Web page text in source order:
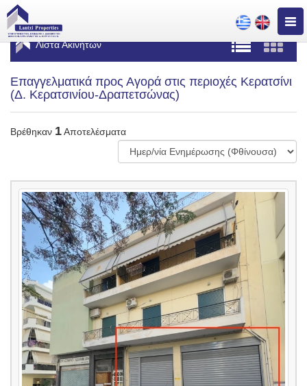
Λίστα Ακινήτων
Επαγγελματικά προς Αγορά στις περιοχές Κερατσίνι
(Δ. Κερατσινίου-Δραπετσώνας)
Βρέθηκαν 1Αποτελέσματα